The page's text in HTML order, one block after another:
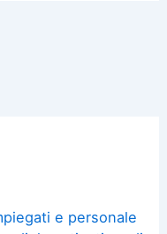
e personale